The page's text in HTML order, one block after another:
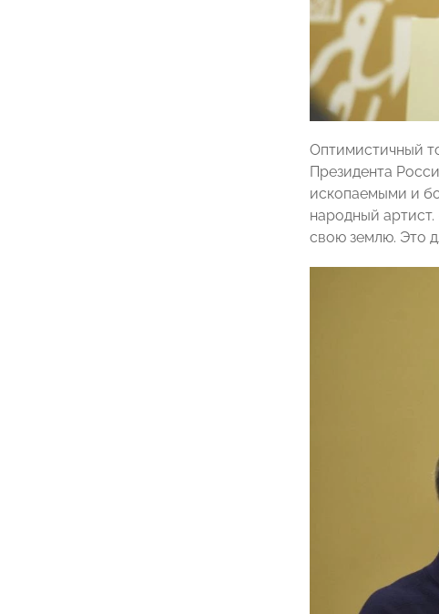
Оптимистичный
Президента
ископаемыми и
народный
свою землю. Это